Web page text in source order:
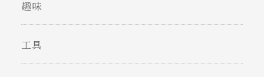
趣味
工具